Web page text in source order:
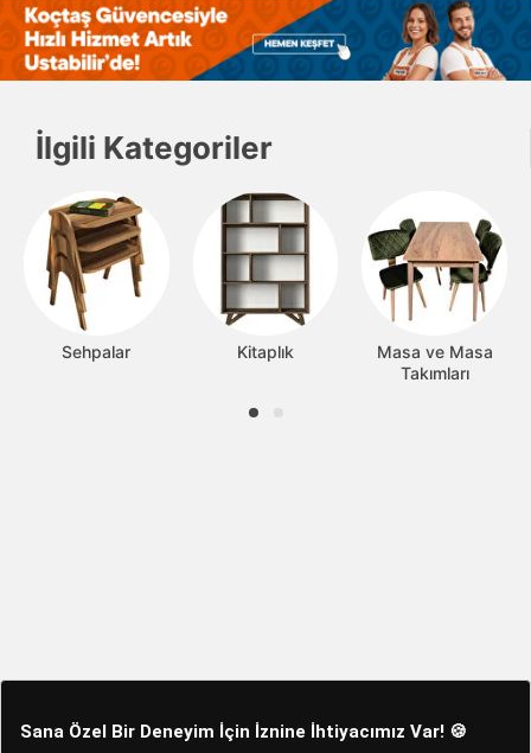
İlgili Kategoriler
Sehpalar Kitaplık
Masa ve Masa
Takımları